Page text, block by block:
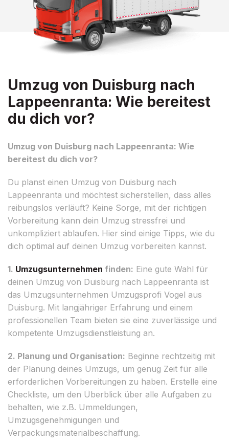
Umzug von Duisburg nach
Lappeenranta: Wie bereitest
du dich vor?
Umzug von Duisburg nach Lappeenranta: Wie
bereitest du dich vor?
Du planst einen Umzug von Duisburg nach
Lappeenranta und möchtest sicherstellen, dass alles
reibungslos verläuft? Keine Sorge, mit der richtigen
Vorbereitung kann dein Umzug stressfrei und
unkompliziert ablaufen. Hier sind einige Tipps, wie du
dich optimal auf deinen Umzug vorbereiten kannst.
1. Umzugsunternehmen finden: Eine gute Wahl für
deinen Umzug von Duisburg nach Lappeenranta ist
das Umzugsunternehmen Umzugsprofi Vogel aus
Duisburg. Mit langjähriger Erfahrung und einem
professionellen Team bieten sie eine zuverlässige und
kompetente Umzugsdienstleistung an.
2. Planung und Organisation: Beginne rechtzeitig mit
der Planung deines Umzugs, um genug Zeit für alle
erforderlichen Vorbereitungen zu haben. Erstelle eine
Checkliste, um den Überblick über alle Aufgaben zu
behalten, wie z.B. Ummeldungen,
Umzugsgenehmigungen und
Verpackungsmaterialbeschaffung.